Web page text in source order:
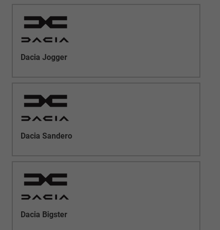
Dacia Jogger
Dacia Sandero
Dacia Bigster